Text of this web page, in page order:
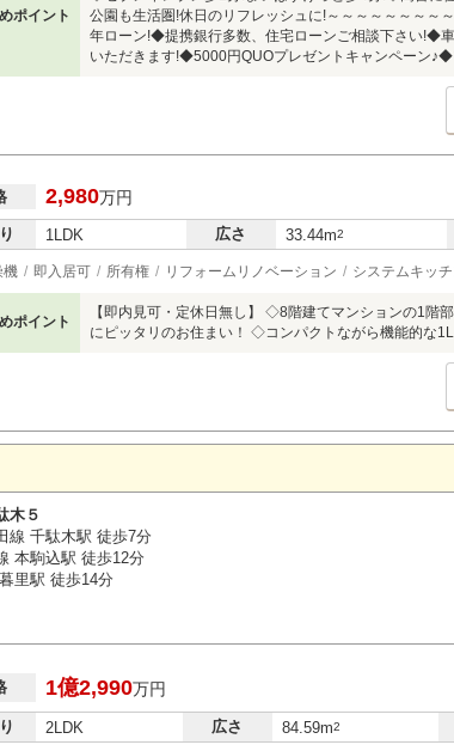
ポイント
公園も生活圏!休日のリフレッシュに!～～～～～～～
年ローン!◆提携銀行多数、住宅ローンご相談下さい!◆
いただきます!◆5000円QUOプレゼントキャンペーン
2,980万円
1LDK 広さ 33.44m2
機 即入居可 所有権 リフォームリノベーション システムキッ
ポイント
【即内見可・定休日無し】 ◇8階建てマンションの1階
にピッタリのお住まい！ ◇コンパクトながら機能的な
木５
線 千駄木駅 徒歩7分
本駒込駅 徒歩12分
里駅 徒歩14分
1億2,990万円
2LDK 広さ 84.59m2